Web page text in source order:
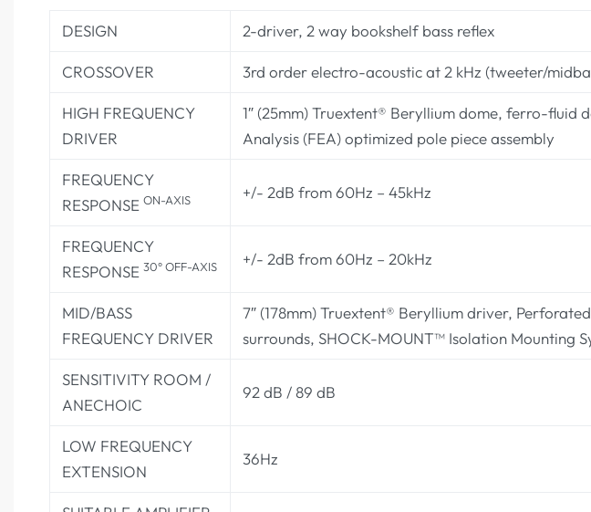
DESIGN 2-driver, 2 way bookshelf bass reflex
CROSSOVER 3rd order electro-acoustic at 2 kHz (tweeter/
HIGH FREQUENCY
DRIVER
1″ (25mm) Truextent® Beryllium dome, ferro-fluid
Analysis (FEA) optimized pole piece assembly
FREQUENCY
RESPONSE ON-AXIS +/- 2dB from 60Hz – 45kHz
FREQUENCY
RESPONSE 30° OFF-AXIS +/- 2dB from 60Hz – 20kHz
MID/BASS
FREQUENCY DRIVER
7″ (178mm) Truextent® Beryllium driver,
surrounds, SHOCK-MOUNT™ Isolation Mounting
SENSITIVITY ROOM /
ANECHOIC
92 dB / 89 dB
LOW FREQUENCY
EXTENSION
36Hz